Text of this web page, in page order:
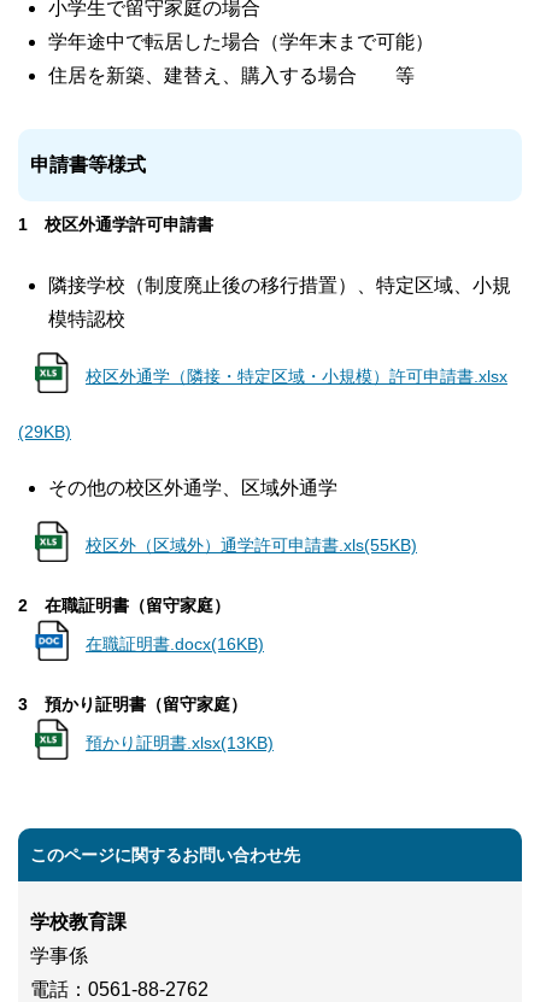
小学生で留守家庭の場合
学年途中で転居した場合（学年末まで可能）
住居を新築、建替え、購入する場合 等
申請書等様式
1 校区外通学許可申請書
隣接学校（制度廃止後の移行措置）、特定区域、小規
模特認校
校区外通学（隣接・特定区域・小規模）許可申請書.xlsx
(29KB)
その他の校区外通学、区域外通学
校区外（区域外）通学許可申請書.xls(55KB)
2 在職証明書（留守家庭）
在職証明書.docx(16KB)
3 預かり証明書（留守家庭）
預かり証明書.xlsx(13KB)
このページに関するお問い合わせ先
学校教育課
学事係
電話 ：0561-88-2762